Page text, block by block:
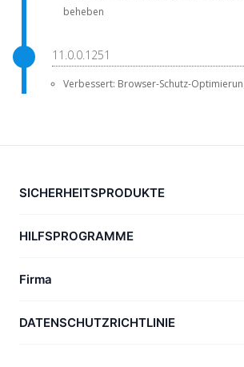
beheben
11.0.0.1251
Verbessert: Browser-Schutz-
SICHERHEITSPRODUKTE
Anti-Ransomware Tool
HILFSPROGRAMME
360 Zip
RecoverlyX
Firma
DATENSCHUTZRICHTLINIE